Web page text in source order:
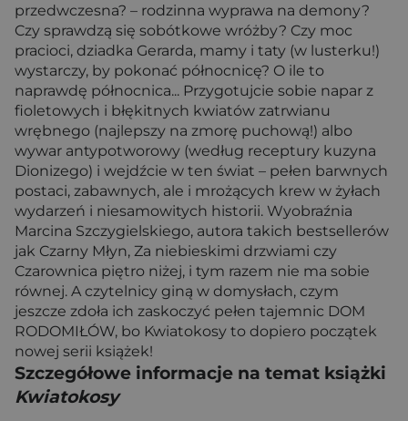
przedwczesna? – rodzinna wyprawa na demony?
Czy sprawdzą się sobótkowe wróżby? Czy moc
pracioci, dziadka Gerarda, mamy i taty (w lusterku!)
wystarczy, by pokonać północnicę? O ile to
naprawdę północnica... Przygotujcie sobie napar z
fioletowych i błękitnych kwiatów zatrwianu
wrębnego (najlepszy na zmorę puchową!) albo
wywar antypotworowy (według receptury kuzyna
Dionizego) i wejdźcie w ten świat – pełen barwnych
postaci, zabawnych, ale i mrożących krew w żyłach
wydarzeń i niesamowitych historii. Wyobraźnia
Marcina Szczygielskiego, autora takich bestsellerów
jak Czarny Młyn, Za niebieskimi drzwiami czy
Czarownica piętro niżej, i tym razem nie ma sobie
równej. A czytelnicy giną w domysłach, czym
jeszcze zdoła ich zaskoczyć pełen tajemnic DOM
RODOMIŁÓW, bo Kwiatokosy to dopiero początek
nowej serii książek!
Szczegółowe informacje na temat książki
Kwiatokosy